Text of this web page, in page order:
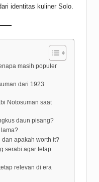
identitas kuliner Solo.
masih populer
dari 1923
Notosuman saat
daun pisang?
lama?
dan apakah worth it?
serabi agar tetap
relevan di era